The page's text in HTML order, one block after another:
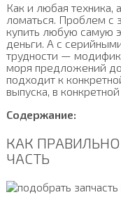
Как и любая
ломаться. Проблем с
купить любую самую
деньги. А с
трудности —
моря предложений
подходит к
выпуска, в
Содержание:
КАК
ЧАСТЬ